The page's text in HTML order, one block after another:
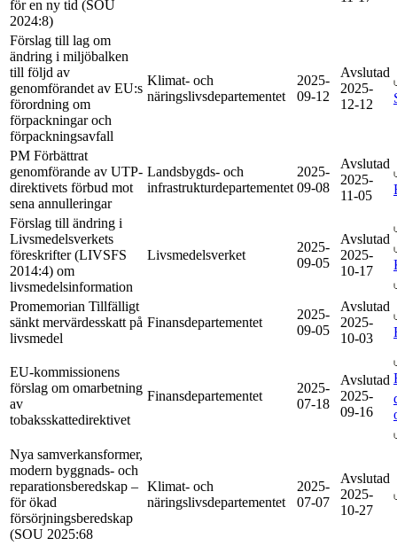
för en ny tid (SOU
2024:8)
Förslag till lag om
ändring i miljöbalken
till följd av
genomförandet av EU:s
förordning om
förpackningar och
förpackningsavfall
Klimat- och
näringslivsdepartementet
2025-
09-12
Avslutad
2025-
12-12
PM Förbättrat
genomförande av UTP-
direktivets förbud mot
sena annulleringar
Landsbygds- och
infrastrukturdepartementet
2025-
09-08
Avslutad
2025-
11-05
Förslag till ändring i
Livsmedelsverkets
föreskrifter (LIVSFS
2014:4) om
livsmedelsinformation
Livsmedelsverket
2025-
09-05
Avslutad
2025-
10-17
Promemorian Tillfälligt
sänkt mervärdesskatt på
livsmedel
Finansdepartementet
2025-
09-05
Avslutad
2025-
10-03
EU-kommissionens
förslag om omarbetning
av
tobaksskattedirektivet
Finansdepartementet
2025-
07-18
Avslutad
2025-
09-16
Nya samverkansformer,
modern byggnads- och
reparationsberedskap –
för ökad
försörjningsberedskap
(SOU 2025:68
Klimat- och
näringslivsdepartementet
2025-
07-07
Avslutad
2025-
10-27